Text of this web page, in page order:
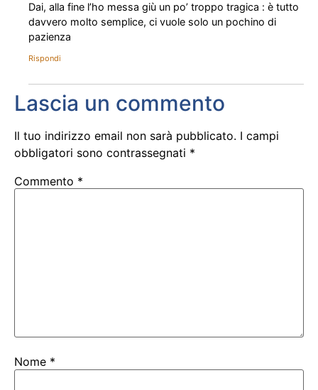
Dai, alla fine l’ho messa giù un po’ troppo tragica : è tutto
davvero molto semplice, ci vuole solo un pochino di
pazienza
Rispondi
Lascia un commento
Il tuo indirizzo email non sarà pubblicato. I campi
obbligatori sono contrassegnati *
Commento *
Nome *